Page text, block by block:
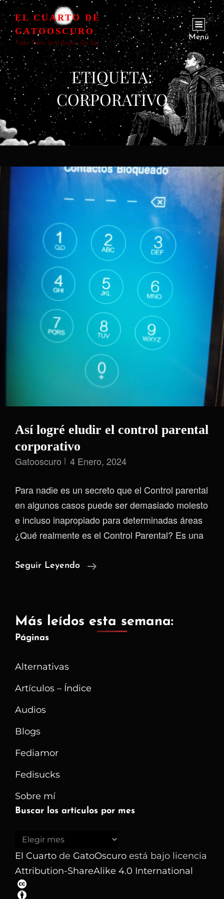
EL CUARTO DE
GATOOSCURO
Todo Tiene Una Razón De Ser
Menú
ETIQUETA:
CORPORATIVO
Así logré eludir el control parental
corporativo
Gatooscuro 4 Enero, 2024
Para nadie es un secreto que el Control parental
en algunos casos puede ser demasiado molesto
e incluso inapropiado para determinadas áreas
¿Qué realmente es el Control Parental? Es una
Seguir Leyendo
Así
Control
Más leídos esta semana:
Páginas
Alternativas
Artículos – Índice
Audios
Blogs
Fediamor
Fedisucks
Sobre mí
Buscar los artículos por mes
Buscar
los
artículos
por
El Cuarto de GatoOscuro está bajo licencia
Attribution-ShareAlike 4.0 International